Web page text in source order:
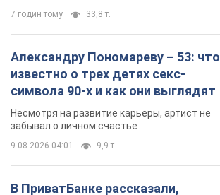
7 годин тому 33,8 т.
Александру Пономареву – 53: что
известно о трех детях секс-
символа 90-х и как они выглядят
Несмотря на развитие карьеры, артист не
забывал о личном счастье
9.08.2026 04:01 9,9 т.
В ПриватБанке рассказали,